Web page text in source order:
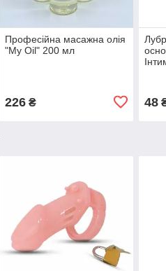
Професійна масажна олія
"My Oil" 200 мл
226₴ 48